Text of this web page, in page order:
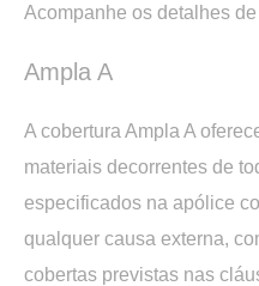
Acompanhe os detalhes
Ampla A
A cobertura Ampla A
materiais decorrentes de
especificados na apólice
qualquer causa externa,
cobertas previstas nas